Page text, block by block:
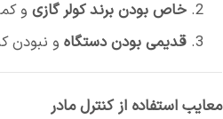
خاص بودن برند کولر گازی و
قدیمی بودن دستگاه و نبودن
معایب استفاده از کنترل مادر